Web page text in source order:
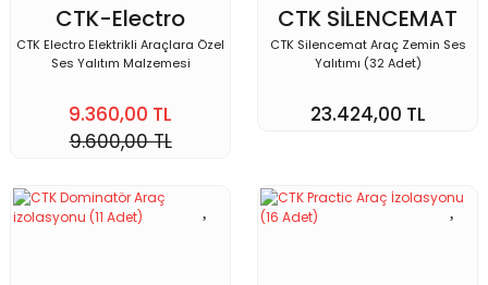
CTK-Electro
CTK Electro Elektrikli Araçlara Özel
Ses Yalıtım Malzemesi
9.360,00 TL
9.600,00 TL
CTK SİLENCEMAT
CTK Silencemat Araç Zemin Ses
Yalıtımı (32 Adet)
23.424,00 TL